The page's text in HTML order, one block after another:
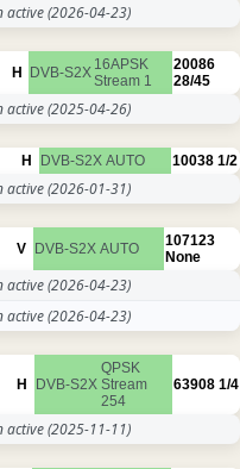
active(2026-04-23)
H DVB-S2X 16APSK
Stream 1
20086
28/45
active(2025-04-26)
H DVB-S2X AUTO 10038 1/2
active(2026-01-31)
V DVB-S2X AUTO
107123
None
active(2026-04-23)
active(2026-04-23)
H DVB-S2X
QPSK
Stream
254
63908 1/4
active(2025-11-11)